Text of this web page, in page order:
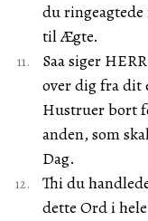
du
til Ægte.
Saa siger
over dig fra dit
Hustruer bort
anden, som
Dag.
Thi du
dette Ord i